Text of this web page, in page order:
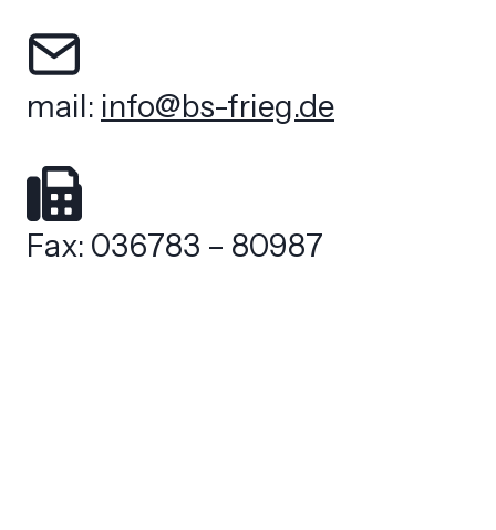
mail: info@bs-frieg.de
Fax: 036783 – 80987